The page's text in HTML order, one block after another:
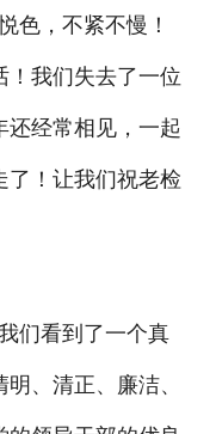
，不紧不慢！
！我们失去了一位
还经常相见，一起
了！让我们祝老检
们看到了一个真
、清正、廉洁、